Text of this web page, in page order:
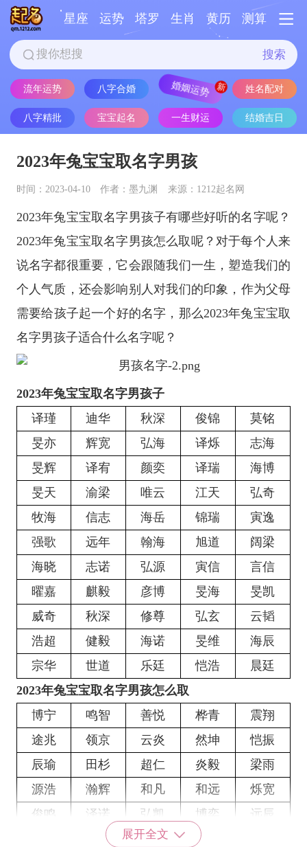
星座 运势 塔罗 生肖 黄历 测算
搜索
流年运势 八字合婚 婚姻运势 姓名配对
八字精批 宝宝起名 一生财运 结婚吉日
2023年兔宝宝取名字男孩
时间：2023-04-10 作者：墨九渊 来源：1212起名网
2023年兔宝宝取名字男孩子有哪些好听的名字呢？
2023年兔宝宝取名字男孩怎么取呢？对于每个人来
说名字都很重要，它会跟随我们一生，塑造我们的
个人气质，还会影响别人对我们的印象，作为父母
需要给孩子起一个好的名字，那么2023年兔宝宝取
名字男孩子适合什么名字呢？
2023年兔宝宝取名字男孩子
译瑾
迪华 秋深 俊锦
莫铭
旻亦
辉宽 弘海 译烁
志海
旻辉
译宥 颜奕 译瑞
海博
旻天
渝梁 唯云 江天
弘奇
牧海
信志 海岳 锦瑞
寅逸
强歌
远年 翰海 旭道
阔梁
海晓
志诺 弘源 寅信
言信
曜嘉
麒毅 彦博 旻海
旻凯
威奇
秋深 修尊 弘玄
云韬
浩超
健毅 海诺 旻维
海辰
宗华
世道 乐廷 恺浩
晨廷
2023年兔宝宝取名字男孩怎么取
博宁
鸣智 善悦 桦青
震翔
途兆
领京 云炎 然坤
恺振
辰瑜
田杉 超仁 炎毅
梁雨
源浩
瀚辉 和凡 和远
烁宽
俊鸣
泽诺 弘凯 博奕
远辰
本悟 道辉 郎奕
展开全文